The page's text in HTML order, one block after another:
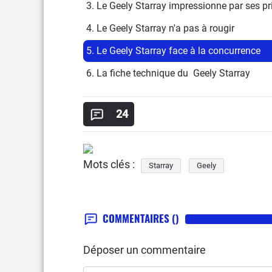
3. Le Geely Starray impressionne par ses
4. Le Geely Starray n'a pas à rougir
5. Le Geely Starray face à la concurrence
6. La fiche technique du  Geely Starray
24
Mots clés : Starray Geely
COMMENTAIRES ()
Déposer un commentaire